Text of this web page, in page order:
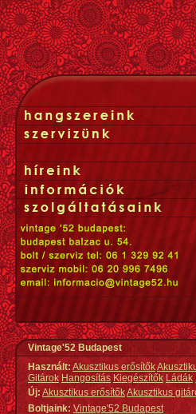
Vintage'52 Budapest
Használt: Akusztikus erősítők
Gitárok Hangosítás Kiegészítők Ládák
Új:Akusztikus erősítőkAkusztikus
Boltjaink: Vintage'52 Budapest